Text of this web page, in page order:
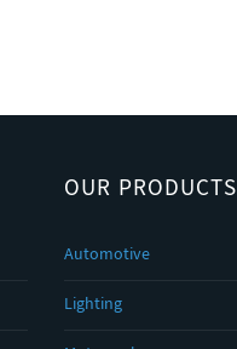
OUR PRODUCTS
Automotive
Lighting